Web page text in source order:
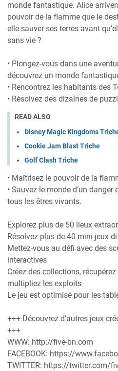
monde fantastique. Alice
pouvoir de la flamme que le
elle sauver ses terres avant
sans vie ?
• Plongez-vous dans une
découvrez un monde
• Rencontrez les habitants des
• Résolvez des dizaines de
READ ALSO
Disney Magic Kingdoms
Cookie Jam Blast Triche
Golf Clash Triche
• Maîtrisez le pouvoir de la
• Sauvez le monde d’un danger
tous les êtres vivants.
Explorez plus de 50 lieux
Résolvez plus de 40 mini-jeux
Mettez-vous au défi avec des
interactives
Créez des collections,
multipliez les exploits
Le jeu est optimisé pour les
+++ Découvrez d’autres jeux
+++
WWW: http://five-bn.com
FACEBOOK: https://
TWITTER: https://twitter.com/